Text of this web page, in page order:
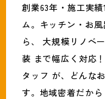
創業63年・施工実
ム。キッチン・お
ら、 大規模リノベ
装 まで幅広く対応
タッフ が、どんな
す。地域密着だか